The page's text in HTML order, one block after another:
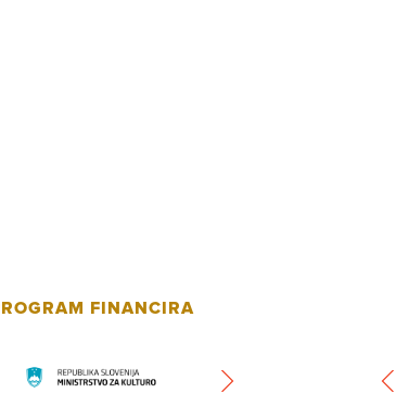
FINANCIRA